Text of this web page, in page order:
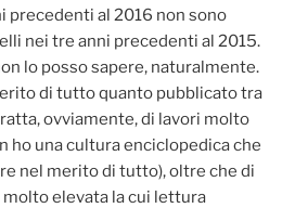
precedenti al 2016 non sono
nei tre anni precedenti al 2015.
lo posso sapere, naturalmente.
di tutto quanto pubblicato tra
ovviamente, di lavori molto
ho una cultura enciclopedica che
nel merito di tutto), oltre che di
elevata la cui lettura